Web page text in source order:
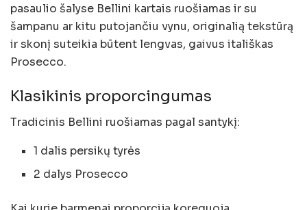
pasaulio šalyse Bellini kartais ruošiamas ir su
šampanu ar kitu putojančiu vynu, originalią tekstūrą
ir skonį suteikia būtent lengvas, gaivus itališkas
Prosecco.
Klasikinis proporcingumas
Tradicinis Bellini ruošiamas pagal santykį:
1 dalis persikų tyrės
2 dalys Prosecco